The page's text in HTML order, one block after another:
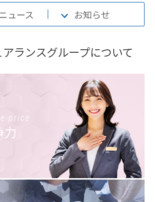
ュース お知らせ
ランスグループについて
price